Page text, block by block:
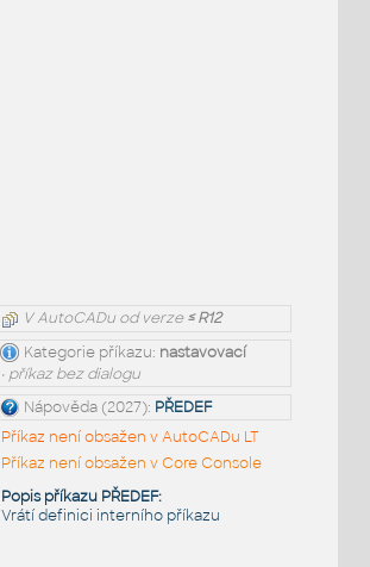
V AutoCADu od verze≤ R12
Kategorie příkazu: nastavovací
• příkaz bez dialogu
Nápověda (2027): PŘEDEF
Příkaz není obsažen v AutoCADu LT
Příkaz není obsažen v Core Console
Popis příkazu PŘEDEF:
Vrátí definici interního příkazu